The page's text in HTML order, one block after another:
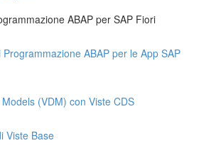
ABAP per SAP Fiori
Programmazione ABAP per le App SAP
(VDM) con Viste CDS
Viste Base